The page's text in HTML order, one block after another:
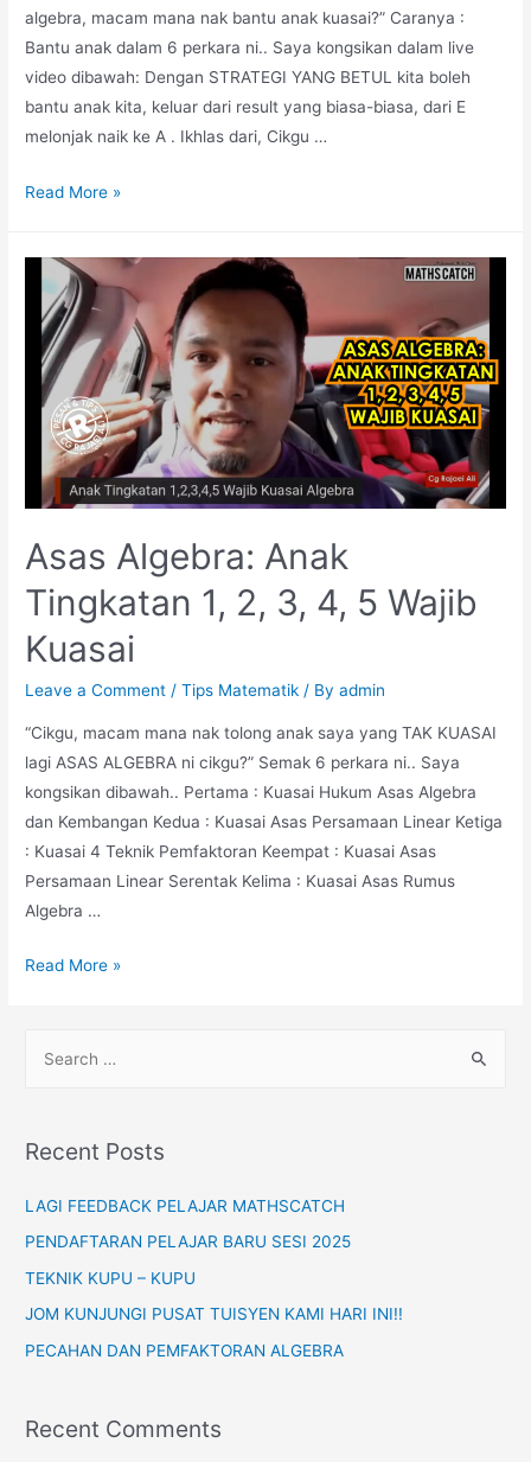
algebra, macam mana nak bantu anak kuasai?” Caranya :
Bantu anak dalam 6 perkara ni.. Saya kongsikan dalam live
video dibawah: Dengan STRATEGI YANG BETUL kita boleh
bantu anak kita, keluar dari result yang biasa-biasa, dari E
melonjak naik ke A . Ikhlas dari, Cikgu …
Anak
Wajib!
Kuasai
Algebra
Read More »
Asas Algebra: Anak
Tingkatan 1, 2, 3, 4, 5 Wajib
Kuasai
Leave a Comment /Tips Matematik / Byadmin
“Cikgu, macam mana nak tolong anak saya yang TAK KUASAI
lagi ASAS ALGEBRA ni cikgu?” Semak 6 perkara ni.. Saya
kongsikan dibawah.. Pertama : Kuasai Hukum Asas Algebra
dan Kembangan Kedua : Kuasai Asas Persamaan Linear Ketiga
: Kuasai 4 Teknik Pemfaktoran Keempat : Kuasai Asas
Persamaan Linear Serentak Kelima : Kuasai Asas Rumus
Algebra …
Asas
Tingkatan
3,
5
Wajib
Read More »
r
h
f
o
Recent Posts
LAGI FEEDBACK PELAJAR MATHSCATCH
PENDAFTARAN PELAJAR BARU SESI 2025
TEKNIK KUPU – KUPU
JOM KUNJUNGI PUSAT TUISYEN KAMI HARI INI!!
PECAHAN DAN PEMFAKTORAN ALGEBRA
Recent Comments